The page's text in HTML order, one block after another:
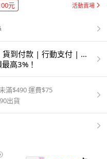
元 活動賣場
到付款 | 行動支付 | 超
卡高3%！
未滿$490 運費$75
出貨